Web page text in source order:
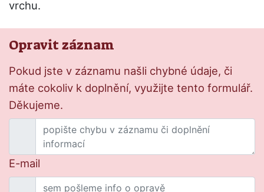
vrchu.
Opravit záznam
Pokud jste v záznamu našli chybné údaje, či
máte cokoliv k doplnění, využijte tento formulář.
Děkujeme.
E-mail